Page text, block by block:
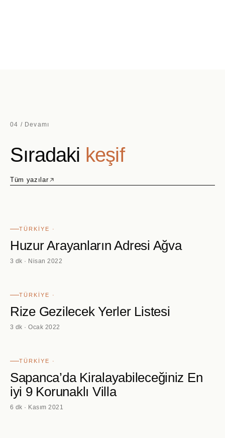
04 / Devamı
Sıradaki keşif
Tüm yazılar
TÜRKIYE ·
Huzur Arayanların Adresi Ağva
3 dk · Nisan 2022
TÜRKIYE ·
Rize Gezilecek Yerler Listesi
3 dk · Ocak 2022
TÜRKIYE ·
Sapanca’da Kiralayabileceğiniz En
iyi 9 Korunaklı Villa
6 dk · Kasım 2021